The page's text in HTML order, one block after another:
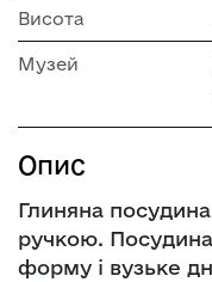
Висота
Музей
Опис
Глиняна
ручкою.
форму і вузьке